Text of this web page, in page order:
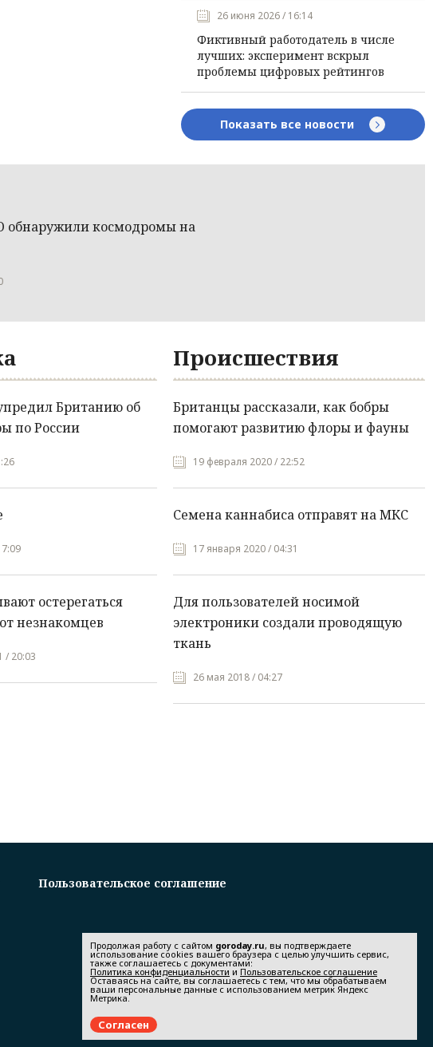
26 июня 2026 / 16:14
Фиктивный работодатель в числе
лучших: эксперимент вскрыл
проблемы цифровых рейтингов
Показать все новости
обнаружили космодромы на
Британию об
по России
остерегаться
незнакомцев
/ 20:03
Происшествия
Британцы рассказали, как бобры
помогают развитию флоры и фауны
19 февраля 2020 / 22:52
Семена каннабиса отправят на МКС
17 января 2020 / 04:31
Для пользователей носимой
электроники создали проводящую
ткань
26 мая 2018 / 04:27
Пользовательское соглашение
Продолжая работу с сайтом goroday.ru, вы подтверждаете
использование cookies вашего браузера с целью улучшить сервис,
также соглашаетесь с документами:
Политика конфиденциальности и Пользовательское соглашение
Оставаясь на сайте, вы соглашаетесь с тем, что мы обрабатываем
ваши персональные данные с использованием метрик Яндекс
Метрика.
Согласен